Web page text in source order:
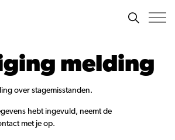
melding
over stagemisstanden.
hebt ingevuld, neemt de
met je op.